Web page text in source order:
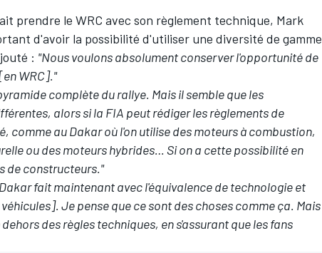
prendre le WRC avec son règlement technique, Mark
d'avoir la possibilité d'utiliser une diversité de gamme
: "Nous voulons absolument conserver l'opportunité de
WRC]."
complète du rallye. Mais il semble que les
alors si la FIA peut rédiger les règlements de
comme au Dakar où l'on utilise des moteurs à combustion,
ou des moteurs hybrides… Si on a cette possibilité en
de constructeurs."
fait maintenant avec l'équivalence de technologie et
Je pense que ce sont des choses comme ça. Mais
des règles techniques, en s'assurant que les fans